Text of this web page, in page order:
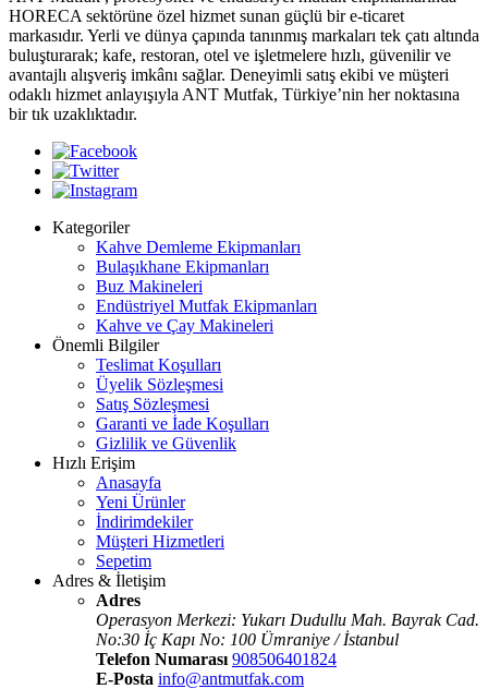
HORECA sektörüne özel hizmet sunan güçlü bir e-ticaret
markasıdır. Yerli ve dünya çapında tanınmış markaları tek çatı altında
buluşturarak; kafe, restoran, otel ve işletmelere hızlı, güvenilir ve
avantajlı alışveriş imkânı sağlar. Deneyimli satış ekibi ve müşteri
odaklı hizmet anlayışıyla ANT Mutfak, Türkiye’nin her noktasına
bir tık uzaklıktadır.
Kategoriler
Kahve Demleme Ekipmanları
Bulaşıkhane Ekipmanları
Buz Makineleri
Endüstriyel Mutfak Ekipmanları
Kahve ve Çay Makineleri
Önemli Bilgiler
Teslimat Koşulları
Üyelik Sözleşmesi
Satış Sözleşmesi
Garanti ve İade Koşulları
Gizlilik ve Güvenlik
Hızlı Erişim
Anasayfa
Yeni Ürünler
İndirimdekiler
Müşteri Hizmetleri
Sepetim
Adres & İletişim
Adres
Operasyon Merkezi: Yukarı Dudullu Mah. Bayrak Cad.
No:30 İç Kapı No: 100 Ümraniye / İstanbul
Telefon Numarası 908506401824
E-Posta info@antmutfak.com